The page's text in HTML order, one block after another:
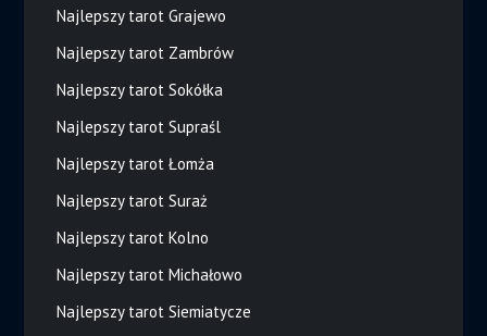
Najlepszy tarot Grajewo
Najlepszy tarot Zambrów
Najlepszy tarot Sokółka
Najlepszy tarot Supraśl
Najlepszy tarot Łomża
Najlepszy tarot Suraż
Najlepszy tarot Kolno
Najlepszy tarot Michałowo
Najlepszy tarot Siemiatycze